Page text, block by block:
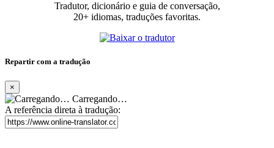
Tradutor, dicionário e guia de conversação,
20+ idiomas, traduções favoritas.
Repartir com a tradução
×
Carregando…
A referência direta à tradução: